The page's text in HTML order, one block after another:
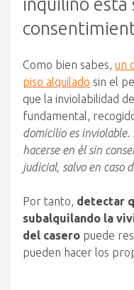
inquilino está
Como bien sabes, un
piso alquilado sin el
que la inviolabilidad
fundamental,
domicilio es
hacerse en él sin
judicial, salvo en caso
Por tanto, detectar
subalquilando la
del casero puede
pueden hacer los